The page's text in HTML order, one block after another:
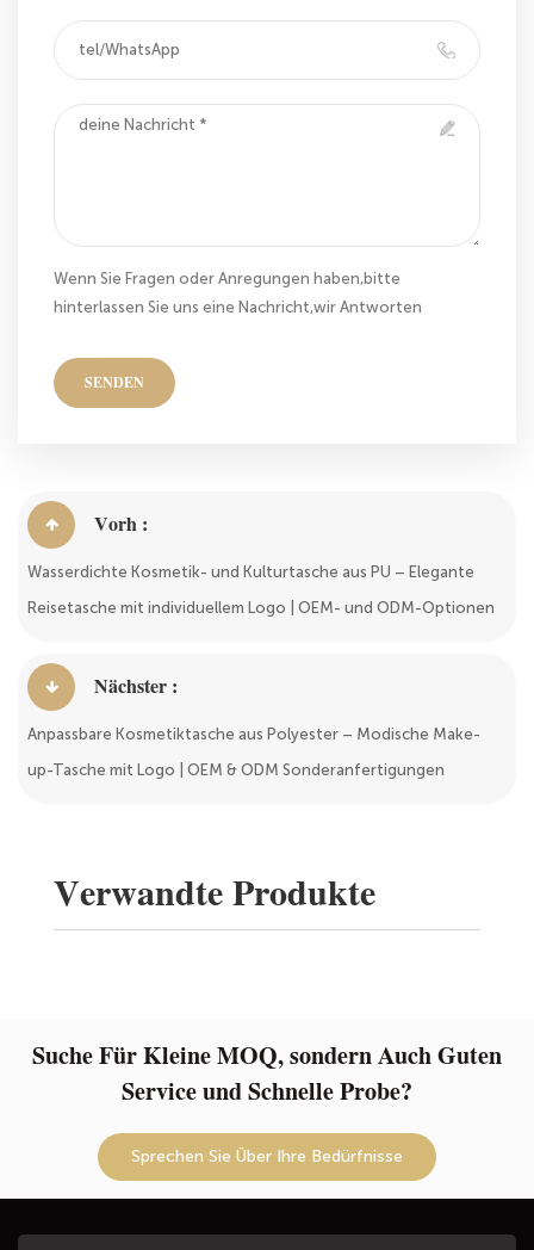
Wenn Sie Fragen oder Anregungen haben,bitte
hinterlassen Sie uns eine Nachricht,wir Antworten
SENDEN
Vorh :
Wasserdichte Kosmetik- und Kulturtasche aus PU – Elegante
Reisetasche mit individuellem Logo | OEM- und ODM-Optionen
Nächster :
Anpassbare Kosmetiktasche aus Polyester – Modische Make-
up-Tasche mit Logo | OEM & ODM Sonderanfertigungen
Verwandte Produkte
Suche Für Kleine MOQ, sondern Auch Guten
Service und Schnelle Probe?
Sprechen Sie Über Ihre Bedürfnisse